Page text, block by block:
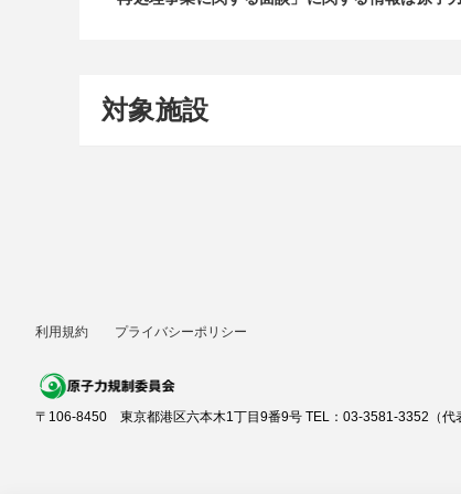
対象施設
利用規約 プライバシーポリシー
〒106-8450 東京都港区六本木1丁目9番9号 TEL：03-3581-3352（代